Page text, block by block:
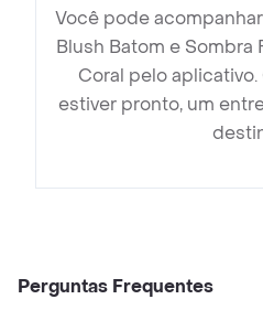
Você pode
Blush Batom e Sombra
Coral pelo
estiver pronto, um
Perguntas Frequentes